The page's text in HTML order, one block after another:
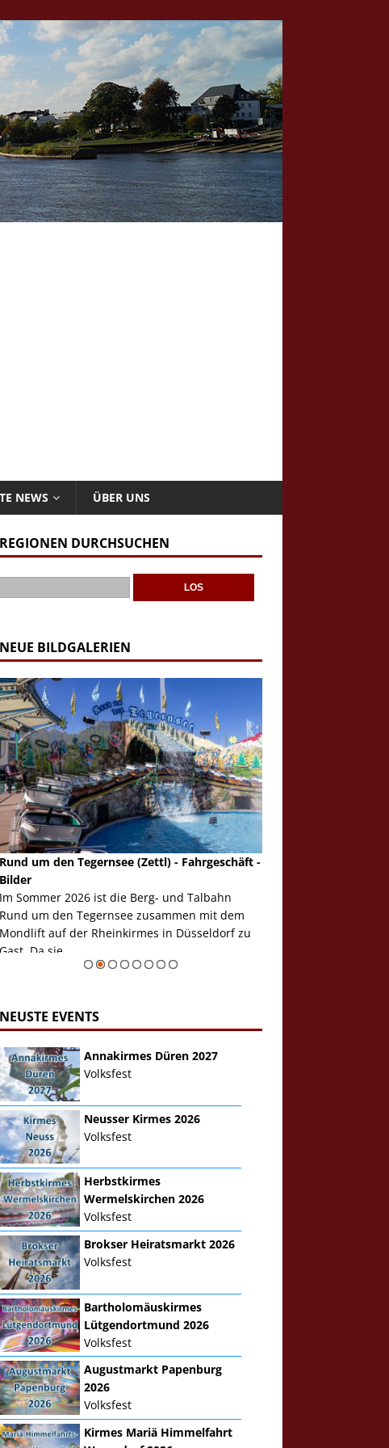
NEWS ÜBER UNS
REGIONEN DURCHSUCHEN
NEUE BILDGALERIEN
Rund um den Tegernsee (Zettl) - Fahrgeschäft -
Bilder
Im Sommer 2026 ist die Berg- und Talbahn
Rund um den Tegernsee zusammen mit dem
Mondlift auf der Rheinkirmes in Düsseldorf zu
Gast. Da sie ...
NEUSTE EVENTS
Annakirmes Düren 2027
Volksfest
Neusser Kirmes 2026
Volksfest
Herbstkirmes
Wermelskirchen 2026
Volksfest
Brokser Heiratsmarkt 2026
Volksfest
Bartholomäuskirmes
Lütgendortmund 2026
Volksfest
Augustmarkt Papenburg
2026
Volksfest
Kirmes Mariä Himmelfahrt